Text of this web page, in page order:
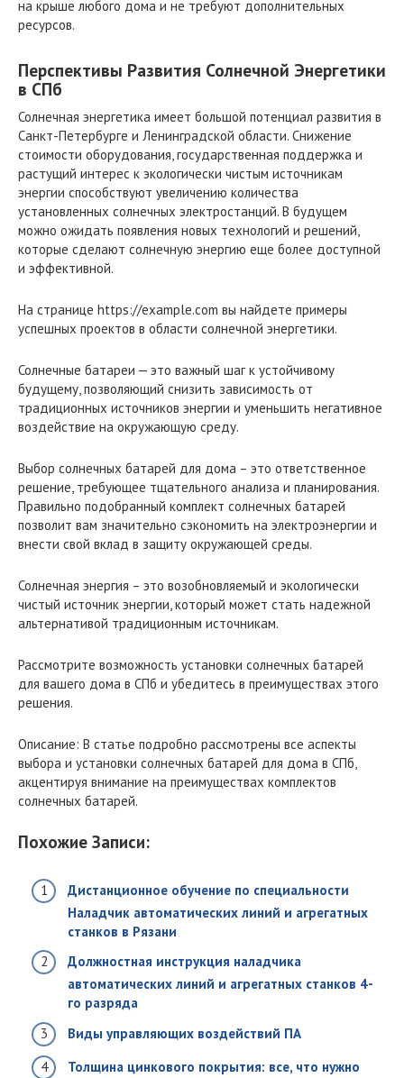
на крыше любого дома и не требуют дополнительных
ресурсов.
Перспективы Развития Солнечной Энергетики
в СПб
Солнечная энергетика имеет большой потенциал развития в
Санкт-Петербурге и Ленинградской области. Снижение
стоимости оборудования, государственная поддержка и
растущий интерес к экологически чистым источникам
энергии способствуют увеличению количества
установленных солнечных электростанций. В будущем
можно ожидать появления новых технологий и решений,
которые сделают солнечную энергию еще более доступной
и эффективной.
На странице https://example.com вы найдете примеры
успешных проектов в области солнечной энергетики.
Солнечные батареи ⎼ это важный шаг к устойчивому
будущему, позволяющий снизить зависимость от
традиционных источников энергии и уменьшить негативное
воздействие на окружающую среду.
Выбор солнечных батарей для дома – это ответственное
решение, требующее тщательного анализа и планирования.
Правильно подобранный комплект солнечных батарей
позволит вам значительно сэкономить на электроэнергии и
внести свой вклад в защиту окружающей среды.
Солнечная энергия – это возобновляемый и экологически
чистый источник энергии, который может стать надежной
альтернативой традиционным источникам.
Рассмотрите возможность установки солнечных батарей
для вашего дома в СПб и убедитесь в преимуществах этого
решения.
Описание: В статье подробно рассмотрены все аспекты
выбора и установки солнечных батарей для дома в СПб,
акцентируя внимание на преимуществах комплектов
солнечных батарей.
Похожие Записи:
Дистанционное обучение по специальности
Наладчик автоматических линий и агрегатных
станков в Рязани
Должностная инструкция наладчика
автоматических линий и агрегатных станков 4-
го разряда
Виды управляющих воздействий ПА
Толщина цинкового покрытия: все, что нужно